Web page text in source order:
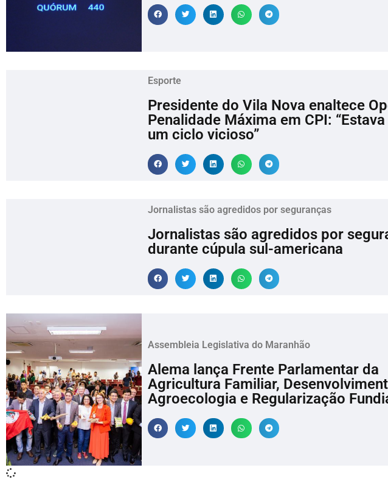
Esporte
Presidente do Vila Nova enaltece
Penalidade Máxima em CPI:
um ciclo vicioso”
Jornalistas são agredidos por seguranças
Jornalistas são agredidos por
durante cúpula sul-americana
Assembleia Legislativa do Maranhão
Alema lança Frente Parlamentar da
Agricultura Familiar,
Agroecologia e Regularização